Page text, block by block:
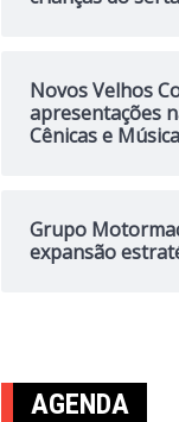
Novos Velhos
apresentações
Cênicas e
Grupo
expansão
AGENDA